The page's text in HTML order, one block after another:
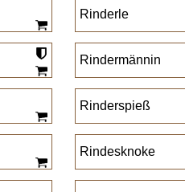
Rinderle
Rindermännin
Rinderspieß
Rindesknoke